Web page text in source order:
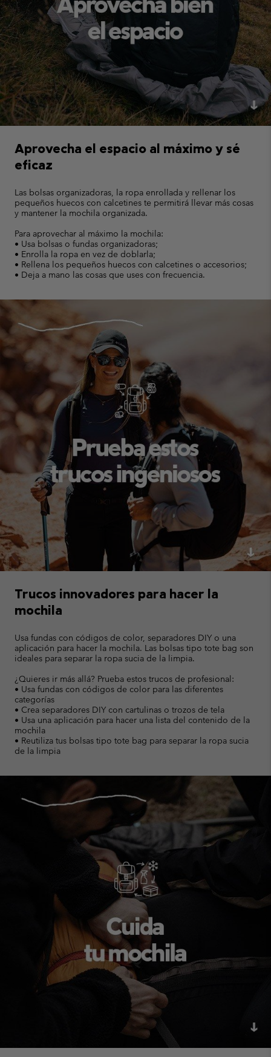
Aprovecha el espacio al máximo y sé
eficaz
Las bolsas organizadoras, la ropa enrollada y rellenar los
pequeños huecos con calcetines te permitirá llevar más cosas
y mantener la mochila organizada.
Para aprovechar al máximo la mochila:
• Usa bolsas o fundas organizadoras;
• Enrolla la ropa en vez de doblarla;
• Rellena los pequeños huecos con calcetines o accesorios;
• Deja a mano las cosas que uses con frecuencia.
Trucos innovadores para hacer la
mochila
Usa fundas con códigos de color, separadores DIY o una
aplicación para hacer la mochila. Las bolsas tipo tote bag son
ideales para separar la ropa sucia de la limpia.
¿Quieres ir más allá? Prueba estos trucos de profesional:
• Usa fundas con códigos de color para las diferentes
categorías
• Crea separadores DIY con cartulinas o trozos de tela
• Usa una aplicación para hacer una lista del contenido de la
mochila
• Reutiliza tus bolsas tipo tote bag para separar la ropa sucia
de la limpia